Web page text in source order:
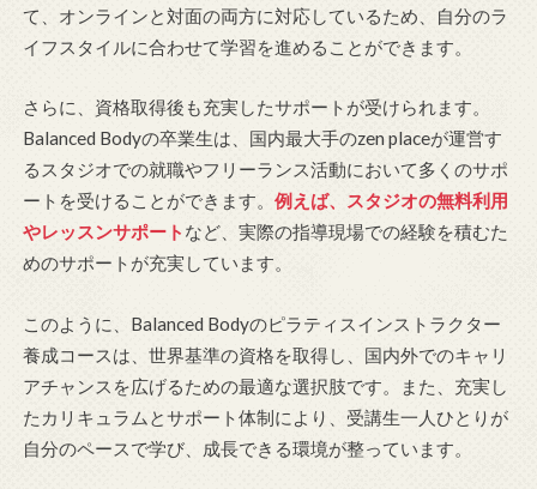
て、オンラインと対面の両方に対応しているため、自分のラ
イフスタイルに合わせて学習を進めることができます。
さらに、資格取得後も充実したサポートが受けられます。
Balanced Bodyの卒業生は、国内最大手のzen placeが運営す
るスタジオでの就職やフリーランス活動において多くのサポ
ートを受けることができます。 例えば、スタジオの無料利用
やレッスンサポート など、実際の指導現場での経験を積むた
めのサポートが充実しています。
このように、Balanced Bodyのピラティスインストラクター
養成コースは、世界基準の資格を取得し、国内外でのキャリ
アチャンスを広げるための最適な選択肢です。また、充実し
たカリキュラムとサポート体制により、受講生一人ひとりが
自分のペースで学び、成長できる環境が整っています。